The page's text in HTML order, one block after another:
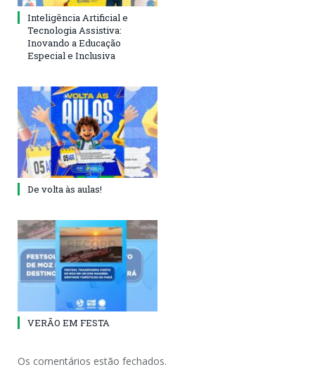
Inteligência Artificial e
Tecnologia Assistiva:
Inovando a Educação
Especial e Inclusiva
De volta às aulas!
VERÃO EM FESTA
Os comentários estão fechados.